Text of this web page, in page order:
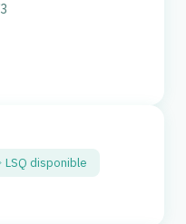
LSQ disponible